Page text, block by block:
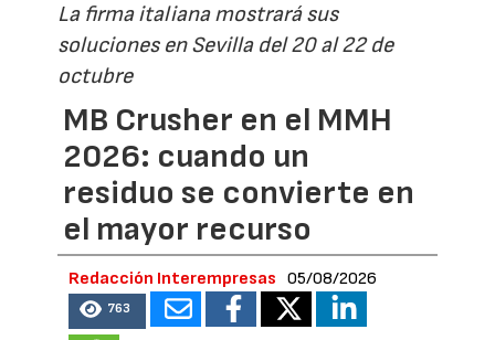
La firma italiana mostrará sus
soluciones en Sevilla del 20 al 22 de
octubre
MB Crusher en el MMH
2026: cuando un
residuo se convierte en
el mayor recurso
Redacción Interempresas 05/08/2026
763